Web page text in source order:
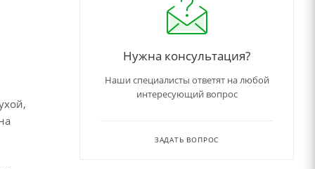
Нужна консультация?
Наши специалисты ответят на любой
интересующий вопрос
ЗАДАТЬ ВОПРОС